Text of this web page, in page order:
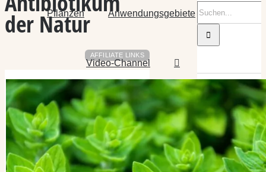
Pflanzen Anwendungsgebiete
Video-Channel
der Natur
AFFILIATE LINKS
Kategorien
Kategorien